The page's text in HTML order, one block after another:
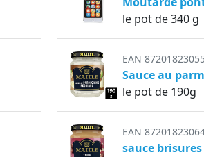
le pot de 340 g
EAN
Sauce au
le pot de 190g
EAN
sauce